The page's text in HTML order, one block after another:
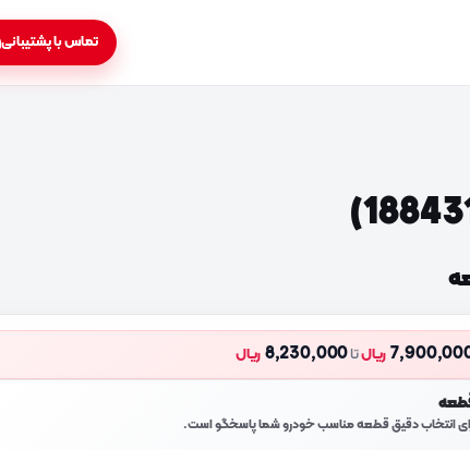
تماس با پشتیبانی
ریالتا8,230,000 ریال
انتخاب دقیق قطعه مناسب خودرو شما پاسخگو است.